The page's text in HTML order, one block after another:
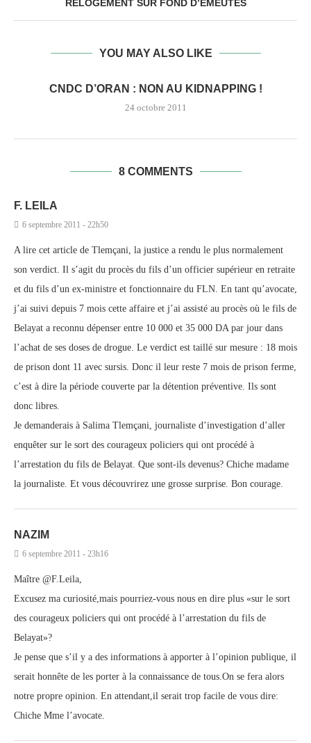
RELOGEMENT SUR FOND D’ÉMEUTES
YOU MAY ALSO LIKE
CNDC D’ORAN : NON AU KIDNAPPING !
24 octobre 2011
8 COMMENTS
F. LEILA
6 septembre 2011 - 22h50
A lire cet article de Tlemçani, la justice a rendu le plus normalement
son verdict. Il s’agit du procès du fils d’un officier supérieur en retraite
et du fils d’un ex-ministre et fonctionnaire du FLN. En tant qu’avocate,
j’ai suivi depuis 7 mois cette affaire et j’ai assisté au procès où le fils de
Belayat a reconnu dépenser entre 10 000 et 35 000 DA par jour dans
l’achat de ses doses de drogue. Le verdict est taillé sur mesure : 18 mois
de prison dont 11 avec sursis. Donc il leur reste 7 mois de prison ferme,
c’est à dire la période couverte par la détention préventive. Ils sont
donc libres.
Je demanderais à Salima Tlemçani, journaliste d’investigation d’aller
enquêter sur le sort des courageux policiers qui ont procédé à
l’arrestation du fils de Belayat. Que sont-ils devenus? Chiche madame
la journaliste. Et vous découvrirez une grosse surprise. Bon courage.
NAZIM
6 septembre 2011 - 23h16
Maître @F.Leila,
Excusez ma curiosité,mais pourriez-vous nous en dire plus «sur le sort
des courageux policiers qui ont procédé à l’arrestation du fils de
Belayat»?
Je pense que s’il y a des informations à apporter à l’opinion publique, il
serait honnête de les porter à la connaissance de tous.On se fera alors
notre propre opinion. En attendant,il serait trop facile de vous dire:
Chiche Mme l’avocate.